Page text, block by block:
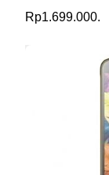
Rp1.699.000.